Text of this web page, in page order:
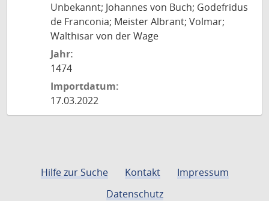
Unbekannt; Johannes von Buch; Godefridus
de Franconia; Meister Albrant; Volmar;
Walthisar von der Wage
Jahr:
1474
Importdatum:
17.03.2022
Hilfe zur Suche Kontakt
Impressum
Datenschutz